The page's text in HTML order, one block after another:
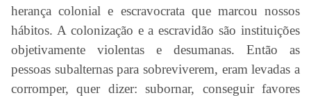
herança colonial e escravocrata que marcou nossos
hábitos. A colonização e a escravidão são instituições
objetivamente violentas e desumanas. Então as
pessoas subalternas para sobreviverem, eram levadas a
corromper, quer dizer: subornar, conseguir favores